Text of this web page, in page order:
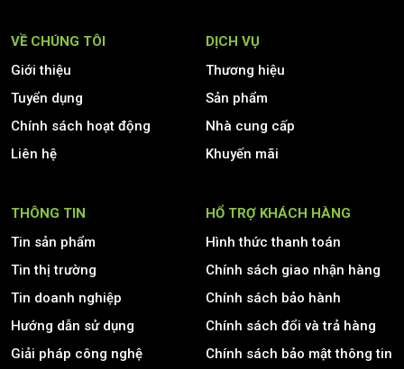
VỀ CHÚNG TÔI
Giới thiệu
Tuyển dụng
Chính sách hoạt động
Liên hệ
DỊCH VỤ
Thương hiệu
Sản phẩm
Nhà cung cấp
Khuyến mãi
THÔNG TIN
Tin sản phẩm
Tin thị trường
Tin doanh nghiệp
Hướng dẫn sử dụng
Giải pháp công nghệ
HỔ TRỢ KHÁCH HÀNG
Hình thức thanh toán
Chính sách giao nhận hàng
Chính sách bảo hành
Chính sách đổi và trả hàng
Chính sách bảo mật thông tin